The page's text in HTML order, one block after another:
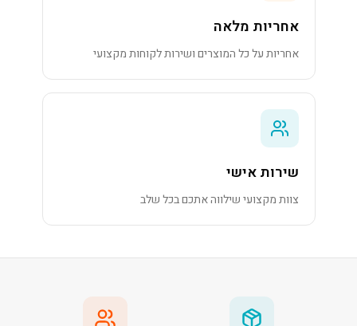
אחריות מלאה
אחריות על כל המוצרים ושירות לקוחות מקצועי
שירות אישי
צוות מקצועי שילווה אתכם בכל שלב